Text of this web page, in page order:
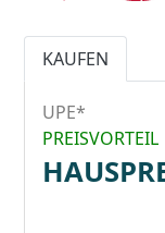
KAUFEN
UPE*
PREISVORTEIL